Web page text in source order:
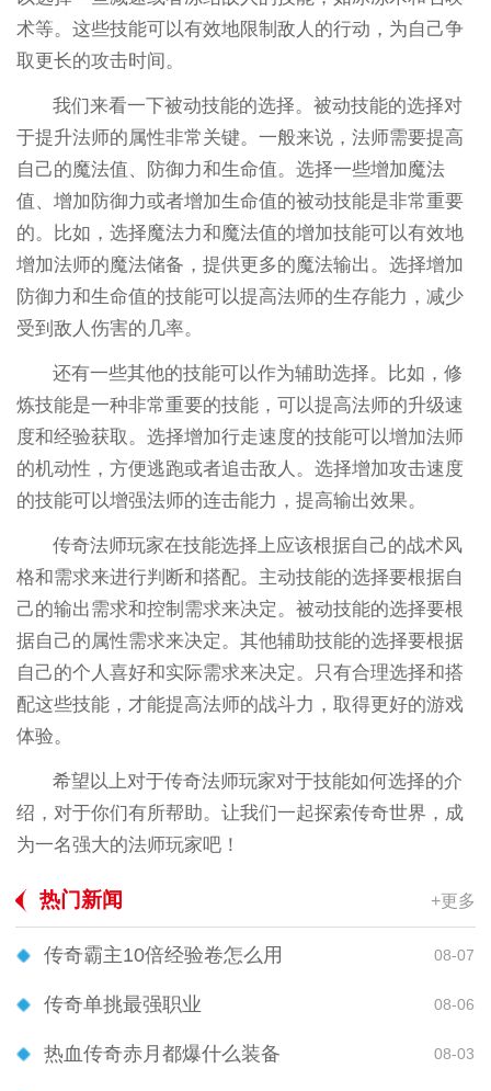
术等。这些技能可以有效地限制敌人的行动，为自己争
取更长的攻击时间。
我们来看一下被动技能的选择。被动技能的选择对
于提升法师的属性非常关键。一般来说，法师需要提高
自己的魔法值、防御力和生命值。选择一些增加魔法
值、增加防御力或者增加生命值的被动技能是非常重要
的。比如，选择魔法力和魔法值的增加技能可以有效地
增加法师的魔法储备，提供更多的魔法输出。选择增加
防御力和生命值的技能可以提高法师的生存能力，减少
受到敌人伤害的几率。
还有一些其他的技能可以作为辅助选择。比如，修
炼技能是一种非常重要的技能，可以提高法师的升级速
度和经验获取。选择增加行走速度的技能可以增加法师
的机动性，方便逃跑或者追击敌人。选择增加攻击速度
的技能可以增强法师的连击能力，提高输出效果。
传奇法师玩家在技能选择上应该根据自己的战术风
格和需求来进行判断和搭配。主动技能的选择要根据自
己的输出需求和控制需求来决定。被动技能的选择要根
据自己的属性需求来决定。其他辅助技能的选择要根据
自己的个人喜好和实际需求来决定。只有合理选择和搭
配这些技能，才能提高法师的战斗力，取得更好的游戏
体验。
希望以上对于传奇法师玩家对于技能如何选择的介
绍，对于你们有所帮助。让我们一起探索传奇世界，成
为一名强大的法师玩家吧！
热门新闻 +更多
传奇霸主10倍经验卷怎么用 08-07
传奇单挑最强职业 08-06
热血传奇赤月都爆什么装备 08-03